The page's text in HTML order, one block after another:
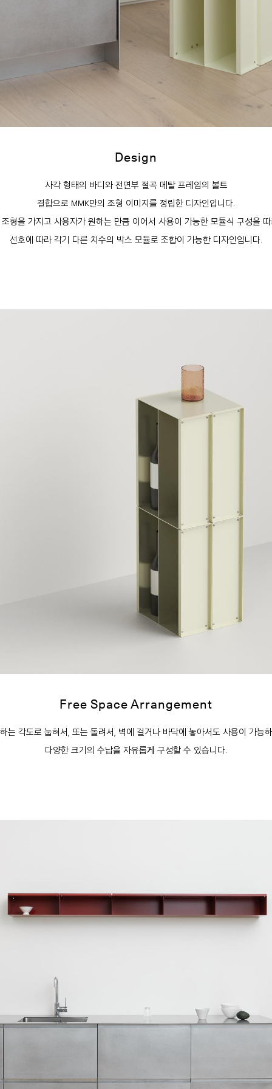
Design
사각 형태의 바디와 전면부 절곡 메탈 프레임의 볼트
결합으로 MMK만의 조형 이미지를 정립한 디자인입니다.
형을 가지고 사용자가 원하는 만큼 이어서 사용이 가능한 모듈식 구성을
선호에 따라 각기 다른 치수의 박스 모듈로 조합이 가능한 디자인입니다.
Free Space Arrangement
는 각도로 눕혀서, 또는 돌려서, 벽에 걸거나 바닥에 놓아서도 사용이 가능
다양한 크기의 수납을 자유롭게 구성할 수 있습니다.